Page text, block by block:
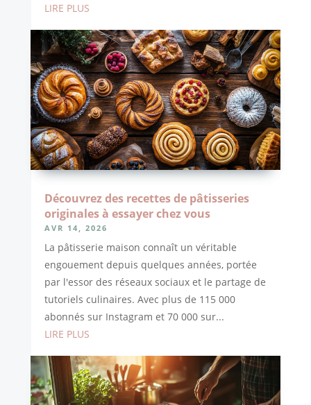
LIRE PLUS
Découvrez des recettes de pâtisseries
originales à essayer chez vous
AVR 14, 2026
La pâtisserie maison connaît un véritable
engouement depuis quelques années, portée
par l'essor des réseaux sociaux et le partage de
tutoriels culinaires. Avec plus de 115 000
abonnés sur Instagram et 70 000 sur...
LIRE PLUS